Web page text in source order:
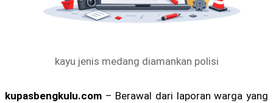
kayu jenis medang diamankan polisi
kupasbengkulu.com – Berawal dari laporan warga yang